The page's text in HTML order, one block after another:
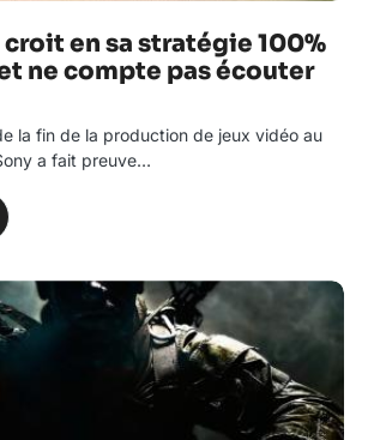
en sa stratégie 100%
ne compte pas écouter
la fin de la production de jeux vidéo au
a fait preuve…